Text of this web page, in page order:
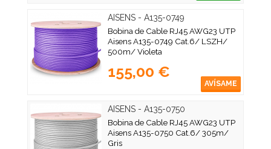
AISENS - A135-0749
Bobina de Cable RJ45 AWG23 UTP
Aisens A135-0749 Cat.6/ LSZH/
500m/ Violeta
155,00 €
AVÍSAME
AISENS - A135-0750
Bobina de Cable RJ45 AWG23 UTP
Aisens A135-0750 Cat.6/ 305m/
Gris